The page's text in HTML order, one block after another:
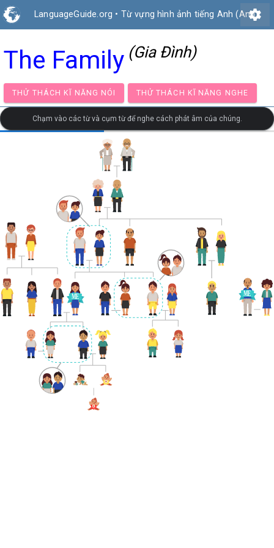
LanguageGuide.org • Từ vựng hình ảnh tiếng Anh (Anh)
settings
The Family (Gia Đình)
THỬ THÁCH KĨ NĂNG NÓI THỬ THÁCH KĨ NĂNG
Chạm vào các từ và cụm từ để nghe cách phát âm của chúng.